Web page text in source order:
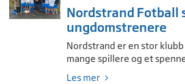
Nordstrand Fotball
ungdomstrenere
Nordstrand er en stor
mange spillere og et
Les mer